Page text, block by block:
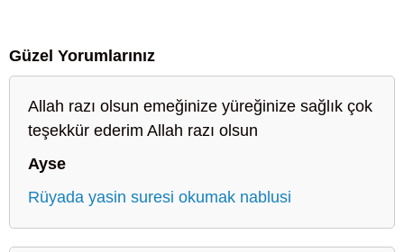
Güzel Yorumlarınız
Allah razı olsun emeğinize yüreğinize sağlık çok
teşekkür ederim Allah razı olsun
Ayse
Rüyada yasin suresi okumak nablusi